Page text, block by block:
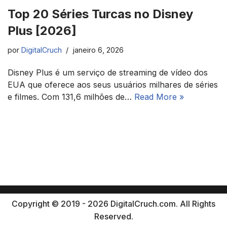
Top 20 Séries Turcas no Disney
Plus [2026]
por DigitalCruch janeiro 6, 2026
Disney Plus é um serviço de streaming de vídeo dos
EUA que oferece aos seus usuários milhares de séries
e filmes. Com 131,6 milhões de… Read More »
Copyright © 2019 - 2026 DigitalCruch.com. All Rights
Reserved.